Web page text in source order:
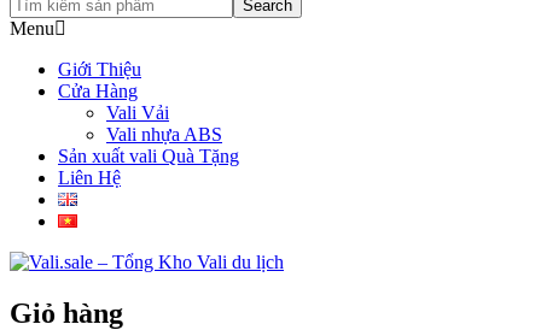
Search
Menu
Giới Thiệu
Cửa Hàng
Vali Vải
Vali nhựa ABS
Sản xuất vali Quà Tặng
Liên Hệ
Giỏ hàng